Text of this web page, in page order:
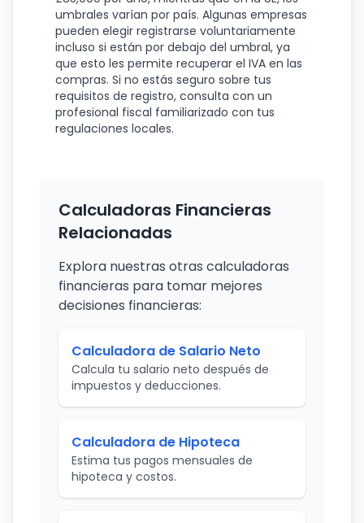
umbrales varían por país. Algunas empresas
pueden elegir registrarse voluntariamente
incluso si están por debajo del umbral, ya
que esto les permite recuperar el IVA en las
compras. Si no estás seguro sobre tus
requisitos de registro, consulta con un
profesional fiscal familiarizado con tus
regulaciones locales.
Calculadoras Financieras
Relacionadas
Explora nuestras otras calculadoras
financieras para tomar mejores
decisiones financieras:
Calculadora de Salario Neto
Calcula tu salario neto después de
impuestos y deducciones.
Calculadora de Hipoteca
Estima tus pagos mensuales de
hipoteca y costos.